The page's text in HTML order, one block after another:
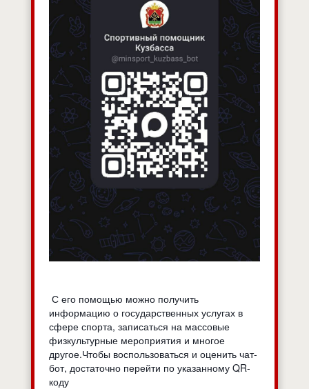
С его помощью можно получить
информацию о государственных услугах в
сфере спорта, записаться на массовые
физкультурные мероприятия и многое
другое.Чтобы воспользоваться и оценить чат-
бот, достаточно перейти по указанному QR-
коду